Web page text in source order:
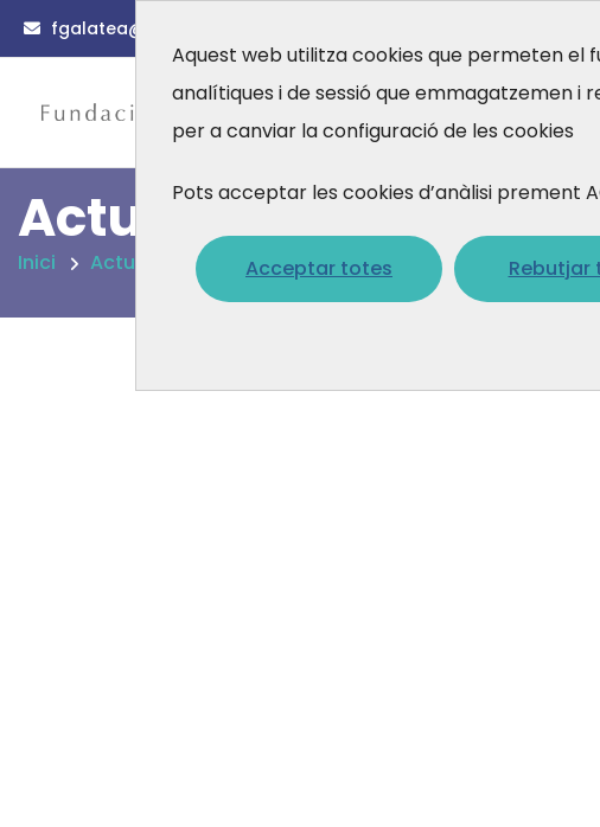
Aquest web utilitza cookies que permeten el
analítiques i de sessió que emmagatzemen i
per a canviar la configuració de les cookies
Pots acceptar les cookies d’anàlisi prement
Acceptar totes Rebutjar
fgalatea@fgalatea.org
Actualitat
Actualitat
Inici Actualitat